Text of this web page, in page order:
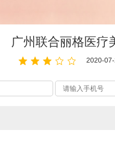
广州联合丽格医疗
2020-